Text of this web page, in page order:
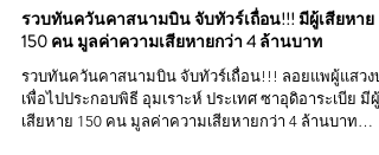
tpbtechno
4 ก.ค.
รวบทันควันคาสนามบิน จับทัวร์เถื่อน!!! มีผู้เสียหาย
150 คน มูลค่าความเสียหายกว่า 4 ล้านบาท